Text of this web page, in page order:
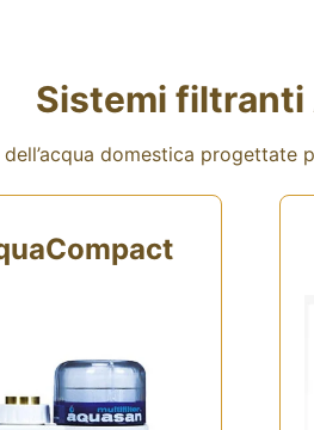
Sistemi filtranti
domestica